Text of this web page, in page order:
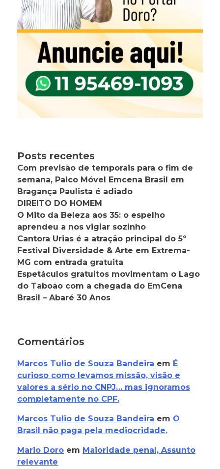
Posts recentes
Com previsão de temporais para o fim de
semana, Palco Móvel Emcena Brasil em
Bragança Paulista é adiado
DIREITO DO HOMEM
O Mito da Beleza aos 35: o espelho
aprendeu a nos vigiar sozinho
Cantora Urias é a atração principal do 5º
Festival Diversidade & Arte em Extrema-
MG com entrada gratuita
Espetáculos gratuitos movimentam o Lago
do Taboão com a chegada do EmCena
Brasil – Abaré 30 Anos
Comentários
Marcos Tulio de Souza Bandeira em É
curioso como levamos missão, visão e
valores a sério no CNPJ… mas ignoramos
completamente no CPF.
Marcos Tulio de Souza Bandeira em O
Brasil não paga pela mediocridade.
Mario Doro em Maioridade penal, Assunto
relevante